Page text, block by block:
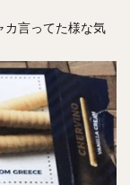
カ言ってた様な気